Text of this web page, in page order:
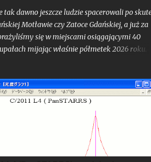
tak dawno jeszcze ludzie spacerowali po
Motławie czy Zatoce Gdańskiej, a już za
się w miejscami osiągającymi 40
mijając właśnie półmetek 2026 roku.
w długości dnia, wysokości Słońca nad
nadzieję - także temperatur, choć ten
lato jest niepewny. Lipiec to jednak z
miesiąc, w którym mamy szansę na rozległe
srebrzystych, obserwację efektu
łuny po zachodzie w północnej części kraju
oraz najliczniejszych, najjaśniejszych i